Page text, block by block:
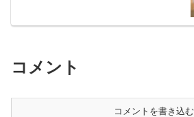
コメント
コメントを書き込む